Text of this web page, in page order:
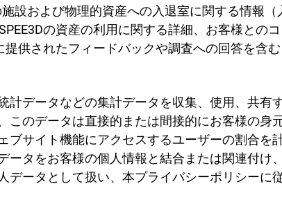
施設および物理的資産への入退室に関する情報
の資産の利用に関する詳細、お客様との
提供されたフィードバックや調査への回答を含
計データなどの集計データを収集、使用、共有
このデータは直接的または間接的にお客様の身
ブサイト機能にアクセスするユーザーの割合
ータをお客様の個人情報と結合または関連付
データとして扱い、本プライバシーポリシーに